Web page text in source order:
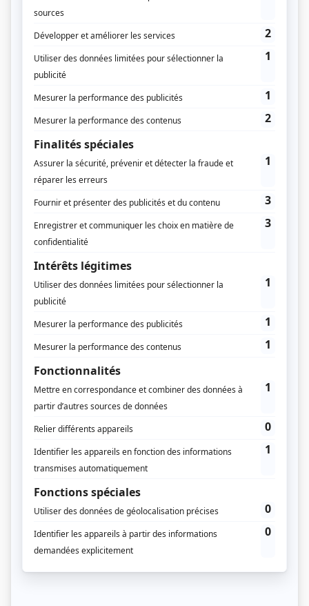
Supplément
La Corse à la croisée des chemins
Feuilleter un aperçu du supplément